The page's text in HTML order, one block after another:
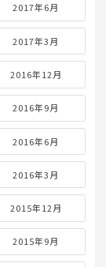
2017年6月
2017年3月
2016年12月
2016年9月
2016年6月
2016年3月
2015年12月
2015年9月